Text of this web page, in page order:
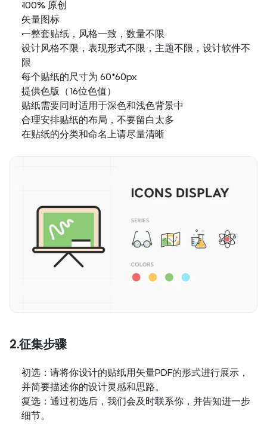
100% 原创
矢量图标
一整套贴纸，风格一致，数量不限
设计风格不限，表现形式不限，主题不限，设计软件不
限
每个贴纸的尺寸为 60*60px
提供色版（16位色值）
贴纸需要同时适用于深色和浅色背景中
合理安排贴纸的布局，不要留白太多
在贴纸的分类和命名上请尽量清晰
2.征集步骤
初选：请将你设计的贴纸用矢量PDF的形式进行展示，
并简要描述你的设计灵感和思路。
复选：通过初选后，我们会及时联系你，并告知进一步
细节。